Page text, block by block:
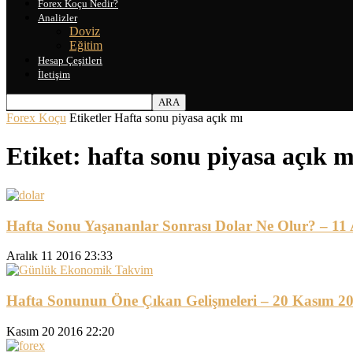
Forex Koçu Nedir?
Analizler
Doviz
Eğitim
Hesap Çeşitleri
İletişim
Forex Koçu Etiketler Hafta sonu piyasa açık mı
Etiket: hafta sonu piyasa açık
Hafta Sonu Yaşananlar Sonrası Dolar Ne Olur? – 11
Aralık 11 2016 23:33
Hafta Sonunun Öne Çıkan Gelişmeleri – 20 Kasım
Kasım 20 2016 22:20